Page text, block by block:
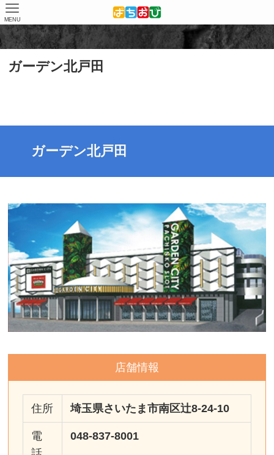
MENU
ホーム 掲載店舗
ガーデン北戸田
ガーデン北戸田
店舗情報
住所 埼玉県さいたま市南区辻8-24-10
電
048-837-8001